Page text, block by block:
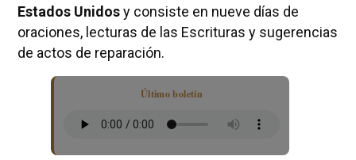
Estados Unidosy consiste en nueve días de
oraciones, lecturas de las Escrituras y sugerencias
de actos de reparación.
Último boletín